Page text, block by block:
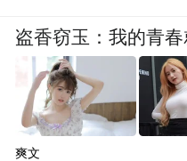
盗香窃玉：我的青
爽文